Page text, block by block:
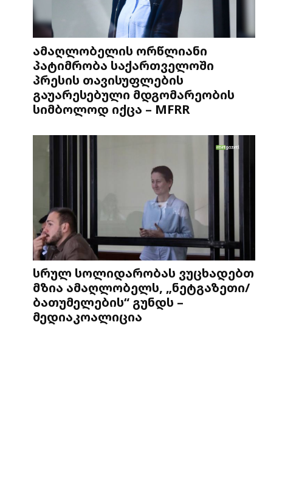
ამაღლობელის ორწლიანი
პატიმრობა საქართველოში
პრესის თავისუფლების
გაუარესებული მდგომარეობის
სიმბოლოდ იქცა – MFRR
სრულ სოლიდარობას ვუცხადებთ
მზია ამაღლობელს, „ნეტგაზეთი/
ბათუმელების“ გუნდს –
მედიაკოალიცია